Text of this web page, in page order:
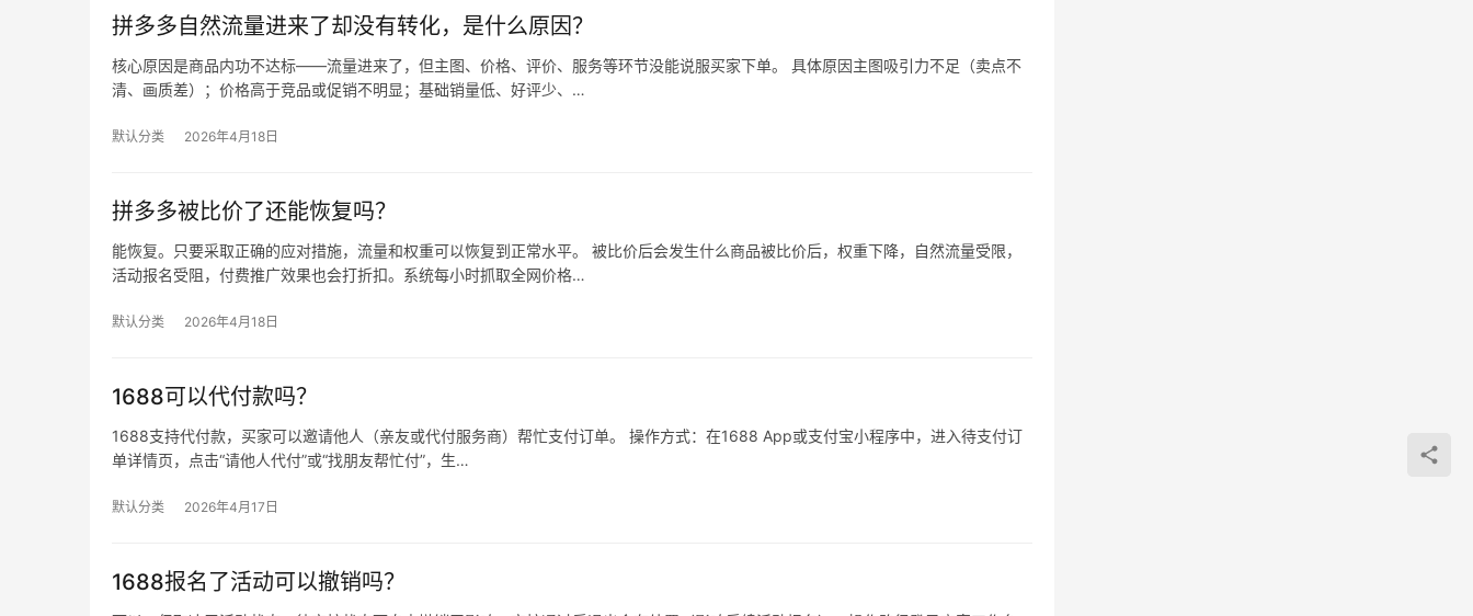
拼多多自然流量进来了却没有转化，是什么原因？
核心原因是商品内功不达标——流量进来了，但主图、价格、评价、服务等环节没能说服买家下单。 具体原因主图吸引力不足（卖点不
清、画质差）；价格高于竞品或促销不明显；基础销量低、好评少、…
默认分类 2026年4月18日
拼多多被比价了还能恢复吗？
能恢复。只要采取正确的应对措施，流量和权重可以恢复到正常水平。 被比价后会发生什么商品被比价后，权重下降，自然流量受限，
活动报名受阻，付费推广效果也会打折扣。系统每小时抓取全网价格…
默认分类 2026年4月18日
1688可以代付款吗？
1688支持代付款，买家可以邀请他人（亲友或代付服务商）帮忙支付订单。 操作方式：在1688 App或支付宝小程序中，进入待支付订
单详情页，点击“请他人代付”或“找朋友帮忙付”，生…
默认分类 2026年4月17日
1688报名了活动可以撤销吗？